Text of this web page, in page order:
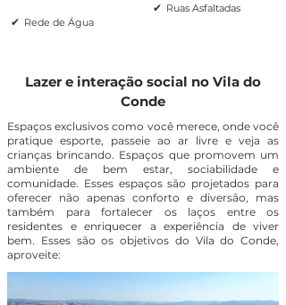
✔ Rede de Água
✔ Ruas Asfaltadas
Lazer e interação social no Vila do
Conde
Espaços exclusivos como você merece, onde você
pratique esporte, passeie ao ar livre e veja as
crianças brincando. Espaços que promovem um
ambiente de bem estar, sociabilidade e
comunidade. Esses espaços são projetados para
oferecer não apenas conforto e diversão, mas
também para fortalecer os laços entre os
residentes e enriquecer a experiência de viver
bem. Esses são os objetivos do Vila do Conde,
aproveite: